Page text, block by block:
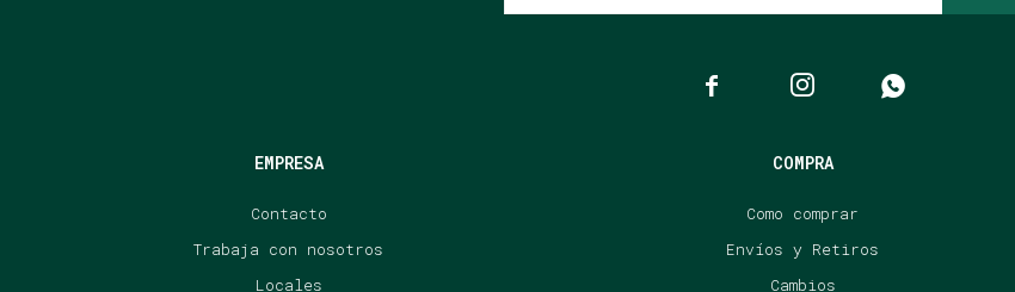
EMPRESA
Contacto
Trabaja con nosotros
Locales
COMPRA
Como comprar
Envíos y Retiros
Cambios
  